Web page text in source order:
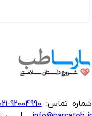
شماره تماس: 92004990-021